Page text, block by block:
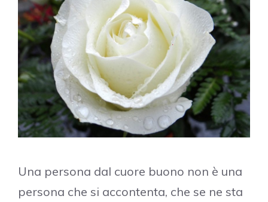
Una persona dal cuore buono non è una
persona che si accontenta, che se ne sta